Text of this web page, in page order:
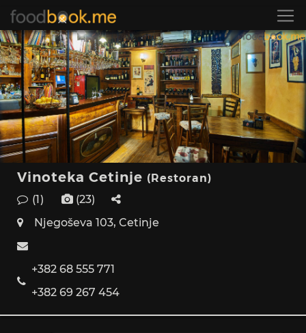
Vinoteka Cetinje (Restoran)
(1)
(23)
Njegoševa 103, Cetinje
+382 68 555 771
+382 69 267 454